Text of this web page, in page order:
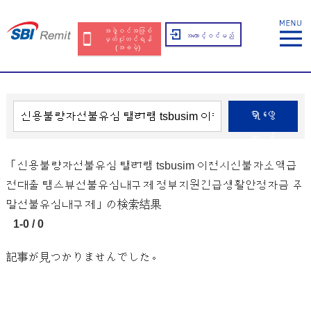
အဖွဲ့ဝင်အဖြစ်
မှတ်ပုံတင်ရန်
(အခမဲ့)
အကောင့်ဝင်မည်
ရှာဖွေ
「신용불량자선불유심 탤ㄺ램 tsbusim 이천시신불자소액급
전대출 탬스뷰선불유심내구제 정부지원긴급생활안정자금 주
말선불유심내구제」の検索結果
1-0 / 0
記事が見つかりませんでした。